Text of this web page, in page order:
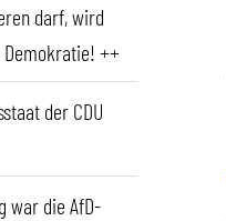
darf, wird
++
der CDU
war die AfD-